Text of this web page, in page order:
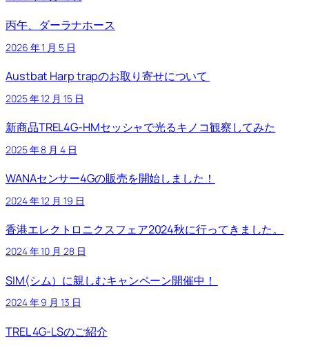
丙午、ダーラナホース
2026 年 1 月 5 日
Austbat Harp trapのお取り寄せについて
2025 年 12 月 15 日
新商品TREL4G-HMセッシャで光るキノコ観察してみた
2025 年 8 月 4 日
WANAセンサー4Gの販売を開始しました！
2024 年 12 月 19 日
香港エレクトロニクスフェア2024秋に行ってきました。
2024 年 10 月 28 日
SIM(シム）に親しむキャンペーン開催中！
2024 年 9 月 13 日
TREL 4G-LSのご紹介